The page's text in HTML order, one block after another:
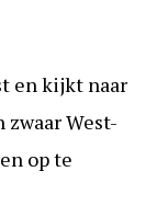
en kijkt naar
West-
op te